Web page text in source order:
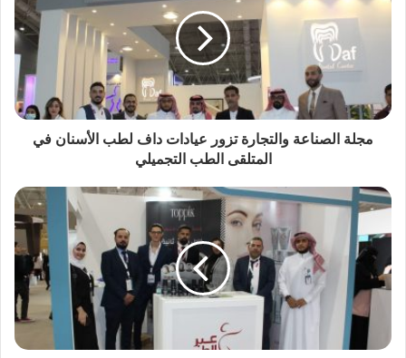
مجلة الصناعة والتجارة تزور عيادات داف لطب الأسنان في
المتلقى الطب التجميلي